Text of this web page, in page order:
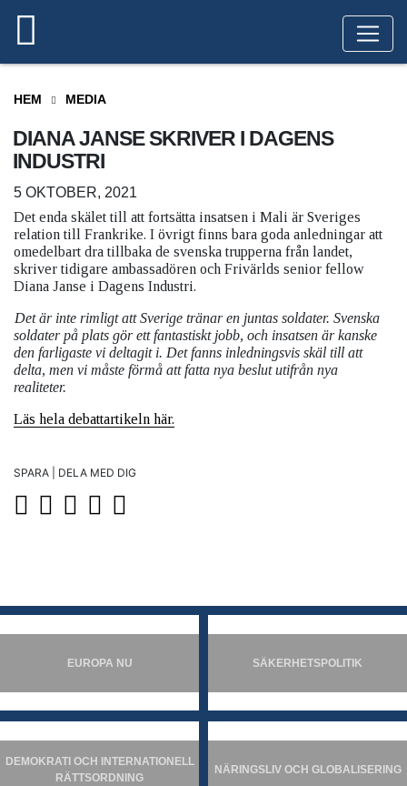
HEM MEDIA
DIANA JANSE SKRIVER I DAGENS
INDUSTRI
5 OKTOBER, 2021
Det enda skälet till att fortsätta insatsen i Mali är Sveriges
relation till Frankrike. I övrigt finns bara goda anledningar att
omedelbart dra tillbaka de svenska trupperna från landet,
skriver tidigare ambassadören och Frivärlds senior fellow
Diana Janse i Dagens Industri.
Det är inte rimligt att Sverige tränar en juntas soldater. Svenska
soldater på plats gör ett fantastiskt jobb, och insatsen är kanske
den farligaste vi deltagit i. Det fanns inledningsvis skäl till att
delta, men vi måste förmå att fatta nya beslut utifrån nya
realiteter.
Läs hela debattartikeln här.
SPARA | DELA MED DIG
EUROPA NU SÄKERHETSPOLITIK
DEMOKRATI OCH INTERNATIONELL
RÄTTSORDNING
NÄRINGSLIV OCH GLOBALISERING